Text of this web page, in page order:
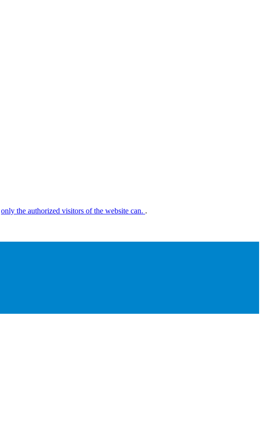
only the authorized visitors of the website can. .